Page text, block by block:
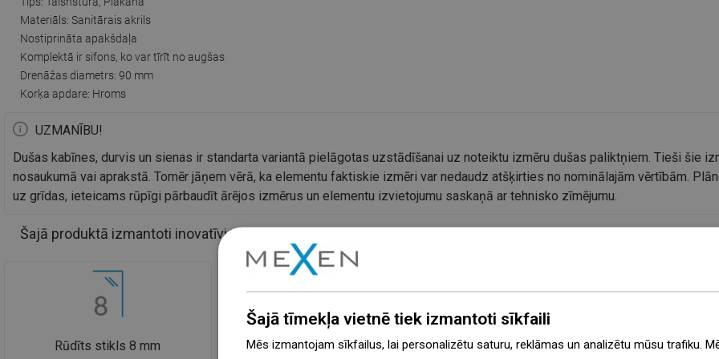
Materiāls: Sanitārais akrils
Nostiprināta apakšdaļa
Komplektā ir sifons, ko var tīrīt no augšas
Drenāžas diametrs: 90 mm
Korķa apdare: Hroms
UZMANĪBU!
Dušas kabīnes, durvis un sienas ir standarta variantā pielāgotas uzstādīšanai uz noteiktu izmēru dušas paliktņiem. Tieši šie
nosaukumā vai aprakstā. Tomēr jāņem vērā, ka elementu faktiskie izmēri var nedaudz atšķirties no nominālajām vērtībām.
uz grīdas, ieteicams rūpīgi pārbaudīt ārējos izmērus un elementu izvietojumu saskaņā ar tehnisko zīmējumu.
Šajā produktā izmantoti inovatīvi risinājumi
Rūdīts stikls 8 mm EasyClean pārklājums Sistēma Uni-Mount
Šajā tīmekļa vietnē tiek izmantoti sīkfaili
Mēs izmantojam sīkfailus, lai personalizētu saturu, reklāmas un analizētu mūsu trafiku.